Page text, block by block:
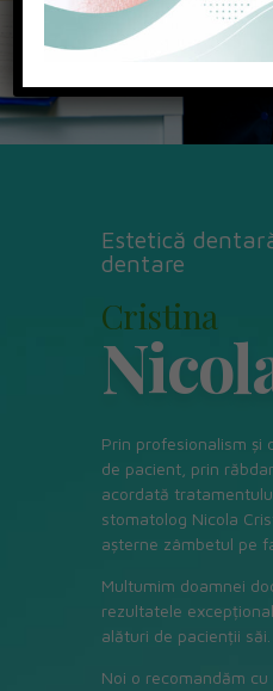
Estetică
dentare
Cristina
Prin profesionalism și
de pacient, prin
acordată
stomatolog Nicola
așterne zâmbetul pe
Multumim doamnei
rezultatele
alături de pacienții săi.
Noi o recomandăm